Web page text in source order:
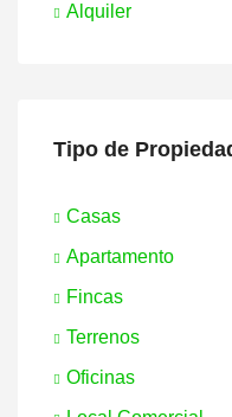
Alquiler
Tipo de
Casas
Apartamento
Fincas
Terrenos
Oficinas